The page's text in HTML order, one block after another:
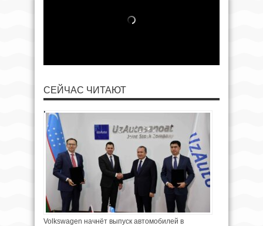
СЕЙЧАС ЧИТАЮТ
Volkswagen начнёт выпуск автомобилей в